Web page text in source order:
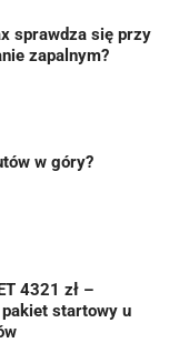
sprawdza się przy
zapalnym?
w góry?
4321 zł –
startowy u